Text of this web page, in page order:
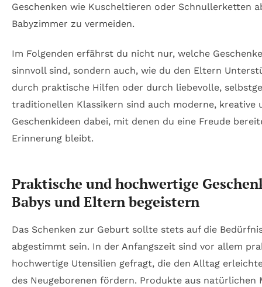
Geschenken wie Kuscheltieren oder Schnullerketten
Babyzimmer zu vermeiden.
Im Folgenden erfährst du nicht nur, welche
sinnvoll sind, sondern auch, wie du den Eltern
durch praktische Hilfen oder durch liebevolle,
traditionellen Klassikern sind auch moderne, kreative
Geschenkideen dabei, mit denen du eine Freude
Erinnerung bleibt.
Praktische und hochwertige
Babys und Eltern begeistern
Das Schenken zur Geburt sollte stets auf die
abgestimmt sein. In der Anfangszeit sind vor allem
hochwertige Utensilien gefragt, die den Alltag
des Neugeborenen fördern. Produkte aus natürlichen